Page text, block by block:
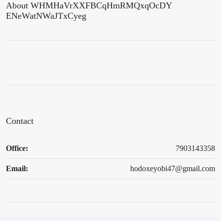
About WHMHaVrXXFBCqHmRMQxqOcDY
ENeWatNWaJTxCyeg
Contact
Office: 7903143358
Email: hodoxeyobi47@gmail.com